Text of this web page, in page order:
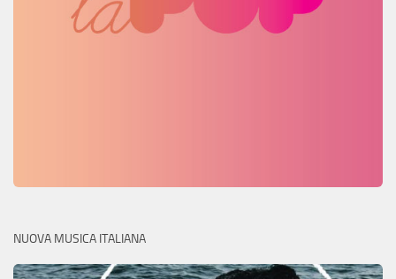
NUOVA MUSICA ITALIANA